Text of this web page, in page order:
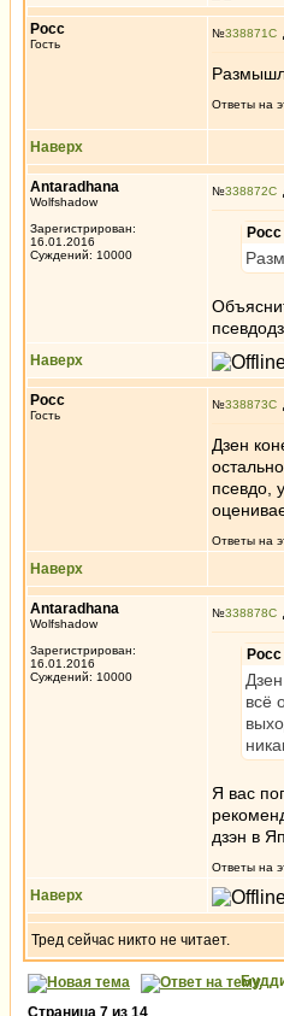
Росс
Гость
№338871
Ответы на
Наверх
Antaradhana
Wolfshadow
Зарегистрирован:
16.01.2016
Суждений: 10000
№338872
Росс
Наверх
Росс
Гость
№338873
Дзен
псевдо,
Ответы на
Наверх
Antaradhana
Wolfshadow
Зарегистрирован:
16.01.2016
Суждений: 10000
№338878
Росс
всё
Я вас
дзэн в
Ответы на
Наверх
Тред сейчас никто не читает.
Страница 7 из 14